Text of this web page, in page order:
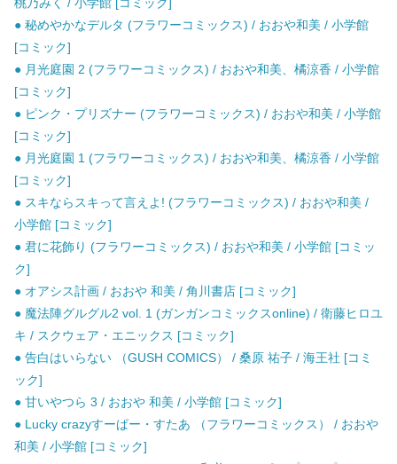
● 秘めやかなデルタ (フラワーコミックス) / おおや和美 / 小学館
[コミック]
● 月光庭園 2 (フラワーコミックス) / おおや和美、橘涼香 / 小学館
[コミック]
● ピンク・プリズナー (フラワーコミックス) / おおや和美 / 小学館
[コミック]
● 月光庭園 1 (フラワーコミックス) / おおや和美、橘涼香 / 小学館
[コミック]
● スキならスキって言えよ! (フラワーコミックス) / おおや和美 /
小学館 [コミック]
● 君に花飾り (フラワーコミックス) / おおや和美 / 小学館 [コミッ
ク]
● オアシス計画 / おおや 和美 / 角川書店 [コミック]
● 魔法陣グルグル2 vol. 1 (ガンガンコミックスonline) / 衛藤ヒロユ
キ / スクウェア・エニックス [コミック]
● 告白はいらない （GUSH COMICS） / 桑原 祐子 / 海王社 [コミ
ック]
● 甘いやつら 3 / おおや 和美 / 小学館 [コミック]
● Lucky crazyすーぱー・すたあ （フラワーコミックス） / おおや
和美 / 小学館 [コミック]